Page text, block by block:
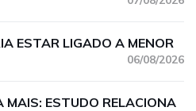
ESTAR LIGADO A MENOR
06/08/2026
MAIS: ESTUDO RELACIONA